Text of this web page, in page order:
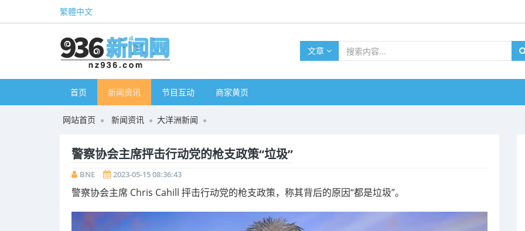
繁體中文
文章
首页 新闻资讯 节目互动 商家黄页
网站首页 新闻资讯 大洋洲新闻
警察协会主席抨击行动党的枪支政策“垃圾”
BNE 2023-05-15 08:36:43
警察协会主席 Chris Cahill 抨击行动党的枪支政策，称其背后的原因“都是垃圾”。